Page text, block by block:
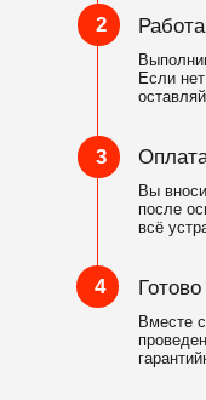
2
3
4
Работа
Если
Вы
после
всё
Готово
Вместе